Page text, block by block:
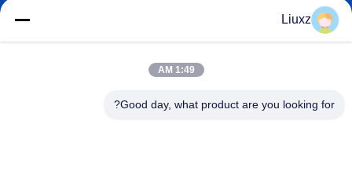
Liuxz
1:49 AM
Good day, what product are you looking for?